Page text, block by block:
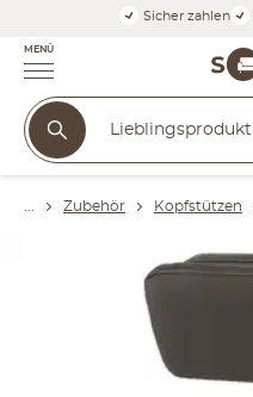
Sicher zahlen
MENÜ
Zubehör Kopfstützen